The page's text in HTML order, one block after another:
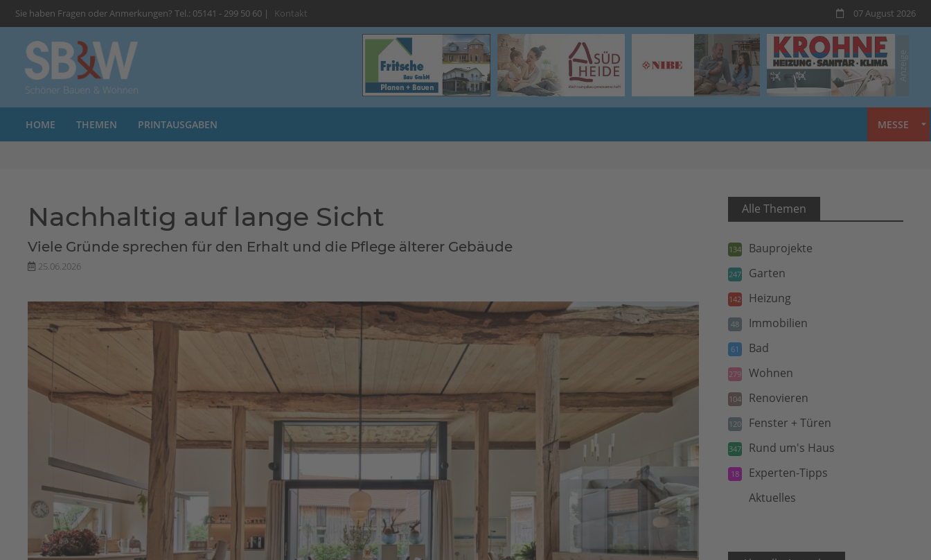
Sie haben Fragen oder Anmerkungen? Tel.: 05141 - 299 50 60 | Kontakt 07 August 2026
HOME THEMEN PRINTAUSGABEN MESSE
Nachhaltig auf lange Sicht
Viele Gründe sprechen für den Erhalt und die Pflege älterer Gebäude
25.06.2026
Alle Themen
134 Bauprojekte
247 Garten
142 Heizung
48 Immobilien
61 Bad
279 Wohnen
104 Renovieren
120 Fenster + Türen
347 Rund um's Haus
18 Experten-Tipps
Aktuelles